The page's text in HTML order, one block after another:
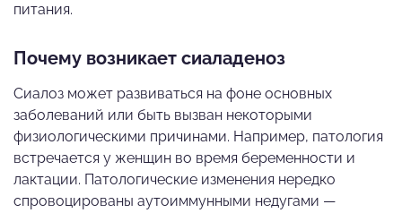
питания.
Почему возникает сиаладеноз
Сиалоз может развиваться на фоне основных
заболеваний или быть вызван некоторыми
физиологическими причинами. Например, патология
встречается у женщин во время беременности и
лактации. Патологические изменения нередко
спровоцированы аутоиммунными недугами —